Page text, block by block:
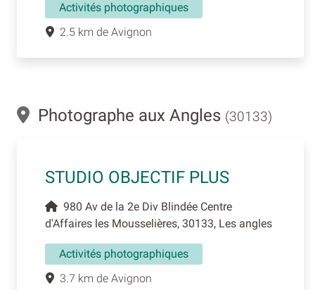
Activités photographiques
2.5 km de Avignon
Photographe aux Angles (30133)
STUDIO OBJECTIF PLUS
980 Av de la 2e Div Blindée Centre
d'Affaires les Mousselières, 30133, Les angles
Activités photographiques
3.7 km de Avignon